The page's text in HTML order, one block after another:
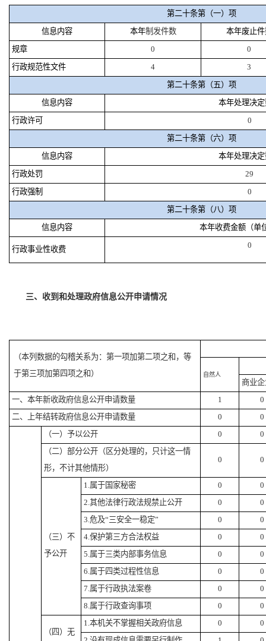
第二十条第（一）项
信息内容
本年制发件数
本年废止件
规章
0
0
行政规范性文件
4
3
第二十条第（五）项
信息内容
本年处理决
行政许可
0
第二十条第（六）项
信息内容
本年处理决
行政处罚
29
行政强制
0
第二十条第（八）项
信息内容
本年收费金额（单
行政事业性收费 0
三、收到和处理政府信息公开申请情况
（本列数据的勾稽关系为：第一项加第二项之和，等
于第三项加第四项之和）
自然人
商业
一、本年新收政府信息公开申请数量
1
0
二、上年结转政府信息公开申请数量
0 0
（一）予以公开 0
0
（二）部分公开（区分处理的，只计这一情
形，不计其他情形）
0 0
（三）不
予公开
1.属于国家秘密 0
0
2.其他法律行政法规禁止公开
0
0
3.危及“三安全一稳定”
0
0
4.保护第三方合法权益
0
0
5.属于三类内部事务信息
0
0
6.属于四类过程性信息
0
0
7.属于行政执法案卷
0
0
8.属于行政查询事项
0 0
（四）无
1.本机关不掌握相关政府信息 0
0